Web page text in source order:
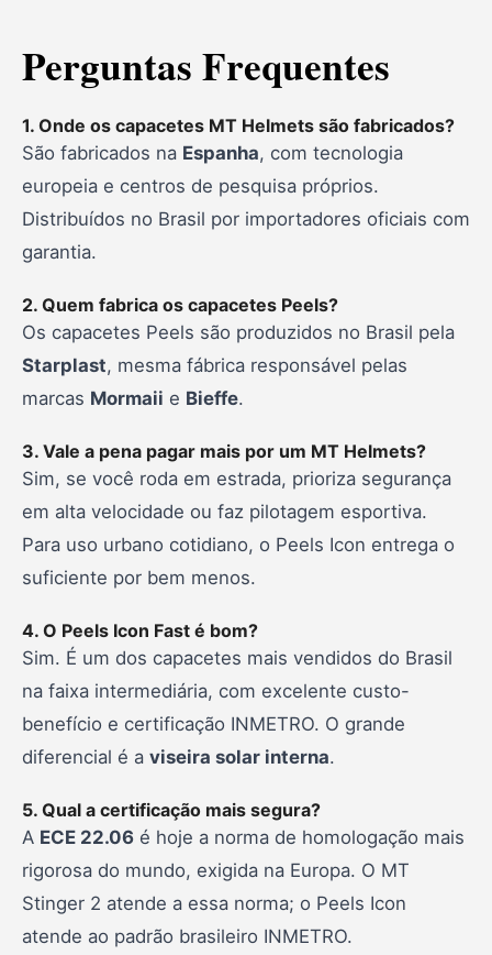
Perguntas Frequentes
1. Onde os capacetes MT Helmets são fabricados?
São fabricados na Espanha, com tecnologia
europeia e centros de pesquisa próprios.
Distribuídos no Brasil por importadores oficiais com
garantia.
2. Quem fabrica os capacetes Peels?
Os capacetes Peels são produzidos no Brasil pela
Starplast, mesma fábrica responsável pelas
marcas Mormaii e Bieffe.
3. Vale a pena pagar mais por um MT Helmets?
Sim, se você roda em estrada, prioriza segurança
em alta velocidade ou faz pilotagem esportiva.
Para uso urbano cotidiano, o Peels Icon entrega o
suficiente por bem menos.
4. O Peels Icon Fast é bom?
Sim. É um dos capacetes mais vendidos do Brasil
na faixa intermediária, com excelente custo-
benefício e certificação INMETRO. O grande
diferencial é a viseira solar interna.
5. Qual a certificação mais segura?
A ECE 22.06 é hoje a norma de homologação mais
rigorosa do mundo, exigida na Europa. O MT
Stinger 2 atende a essa norma; o Peels Icon
atende ao padrão brasileiro INMETRO.